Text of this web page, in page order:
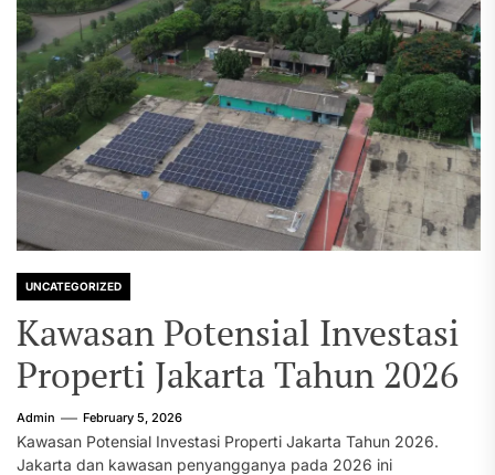
UNCATEGORIZED
Kawasan Potensial Investasi
Properti Jakarta Tahun 2026
Admin February 5, 2026
Kawasan Potensial Investasi Properti Jakarta Tahun 2026.
Jakarta dan kawasan penyangganya pada 2026 ini